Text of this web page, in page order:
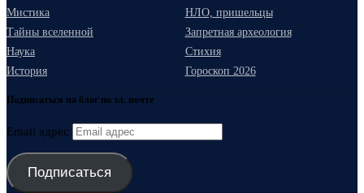
Мистика
НЛО, пришельцы
Тайны вселенной
Запретная археология
Наука
Стихия
История
Гороскоп 2026
Подписаться на блог по эл. почте
Email адрес
Подписаться